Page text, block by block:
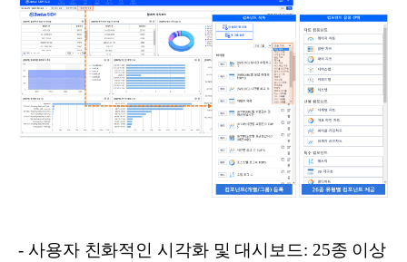
- 사용자 친화적인 시각화 및 대시보드: 25종 이상